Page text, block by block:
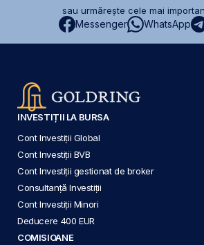
sau urmărește cele mai
Messenger WhatsApp
INVESTIȚII LA BURSA
Cont Investiții Global
Cont Investiții BVB
Cont Investiții gestionat de broker
Consultanță Investiții
Cont Investiții Minori
Deducere 400 EUR
COMISIOANE